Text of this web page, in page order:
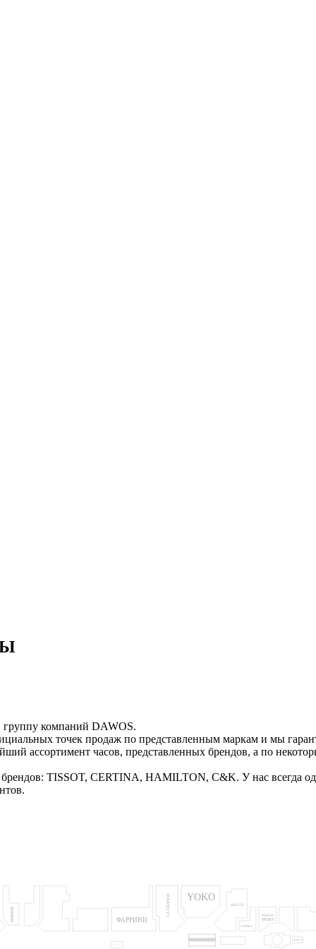
компаний DAWOS.
точек продаж по представленным маркам и мы
ассортимент часов, представленных брендов, а по
TISSOT, CERTINA, HAMILTON, C&K. У нас всегда
ВИШНЯ ФАРРИНИ
LA GRANGE YOKO
SHELLE
АЛЁНКА
WATCH
SPORT